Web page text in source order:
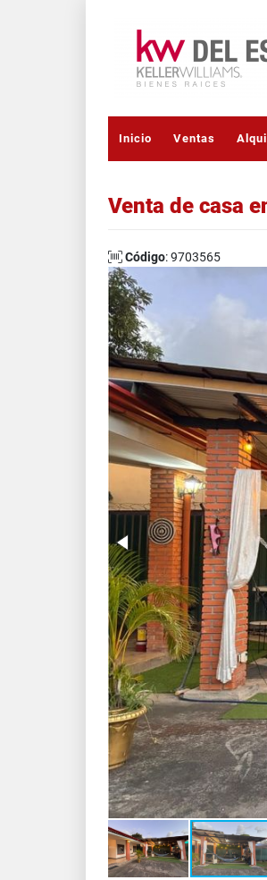
Inicio Ventas
Venta de casa
Código: 9703565